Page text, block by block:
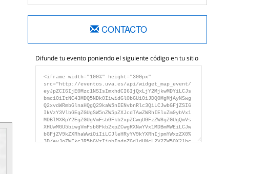
CONTACTO
Difunde tu evento poniendo el siguiente código en tu sitio